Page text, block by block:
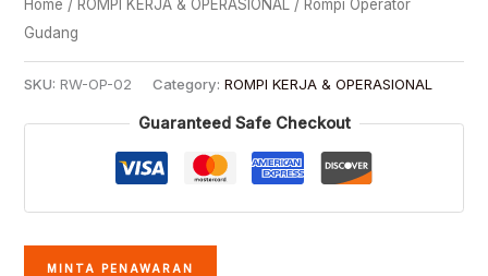
Home /ROMPI KERJA & OPERASIONAL / Rompi Operator
Gudang
SKU: RW-OP-02 Category:ROMPI KERJA & OPERASIONAL
Guaranteed Safe Checkout
MINTA PENAWARAN